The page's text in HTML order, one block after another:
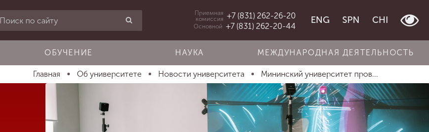
Приемная
комиссия +7 (831) 262-26-20
Основной +7 (831) 262-20-44
ENG SPN CHI
ОБУЧЕНИЕ НАУКА МЕЖДУНАРОДНАЯ ДЕЯТЕЛЬНОСТЬ
Главная Об университете Новости университета Мининский университет пров...